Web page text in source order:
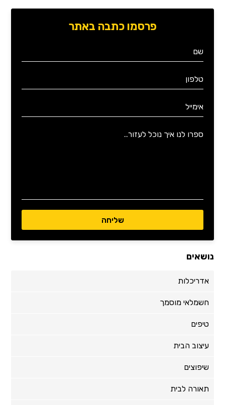
פרסמו כתבה באתר
נושאים
אדריכלות
חשמלאי מוסמך
טיפים
עיצוב הבית
שיפוצים
תאורה לבית